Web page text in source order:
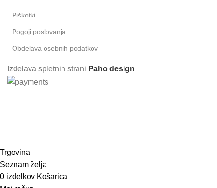
Piškotki
Pogoji poslovanja
Obdelava osebnih podatkov
Izdelava spletnih strani Paho design
Trgovina
Seznam želja
0 izdelkov Košarica